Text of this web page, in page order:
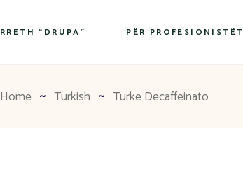
RRETH “DRUPA” PËR PROFESIONISTËT
Home Turkish Turke Decaffeinato